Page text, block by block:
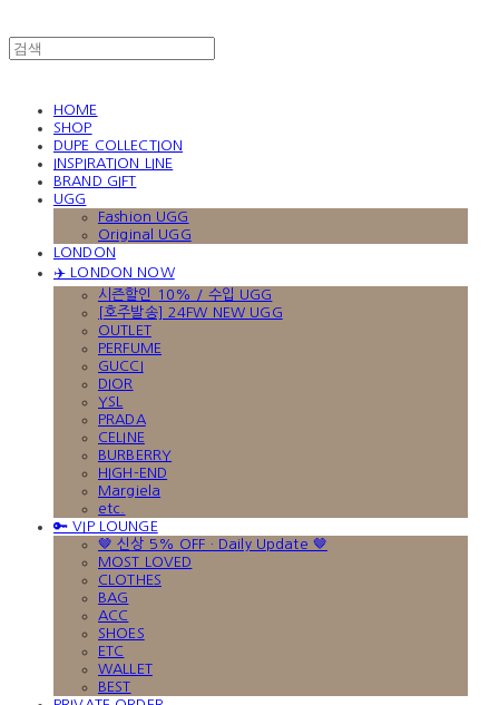
HOME
SHOP
DUPE COLLECTION
INSPIRATION LINE
BRAND GIFT
UGG
Fashion UGG
Original UGG
LONDON
✈️ LONDON NOW
시즌할인 10% / 수입 UGG
[호주발송] 24FW NEW UGG
OUTLET
PERFUME
GUCCI
DIOR
YSL
PRADA
CELINE
BURBERRY
HIGH-END
Margiela
etc.
🔑 VIP LOUNGE
🤎 신상 5% OFF · Daily Update 🤎
MOST LOVED
CLOTHES
BAG
ACC
SHOES
ETC
WALLET
BEST